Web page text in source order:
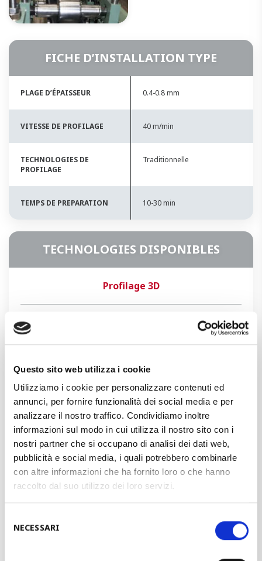
Questo sito web utilizza i cookie
Utilizziamo i cookie per personalizzare contenuti ed
annunci, per fornire funzionalità dei social media e per
analizzare il nostro traffico. Condividiamo inoltre
informazioni sul modo in cui utilizza il nostro sito con i
nostri partner che si occupano di analisi dei dati web,
pubblicità e social media, i quali potrebbero combinarle
con altre informazioni che ha fornito loro o che hanno
raccolto dal suo utilizzo dei loro servizi.
delNECESSARI
FICHE D’INSTALLATION TYPE
PLAGE D’ÉPAISSEUR 0.4-0.8 mm
VITESSE DE PROFILAGE 40 m/min
TECHNOLOGIES DE
PROFILAGE
Traditionnelle
TEMPS DE PREPARATION 10-30 min
TECHNOLOGIES DISPONIBLES
Profilage 3D
Profilage traditionnel
Poinçonnage
Façonnage et courbure
Coupe laser-plasma et soudage